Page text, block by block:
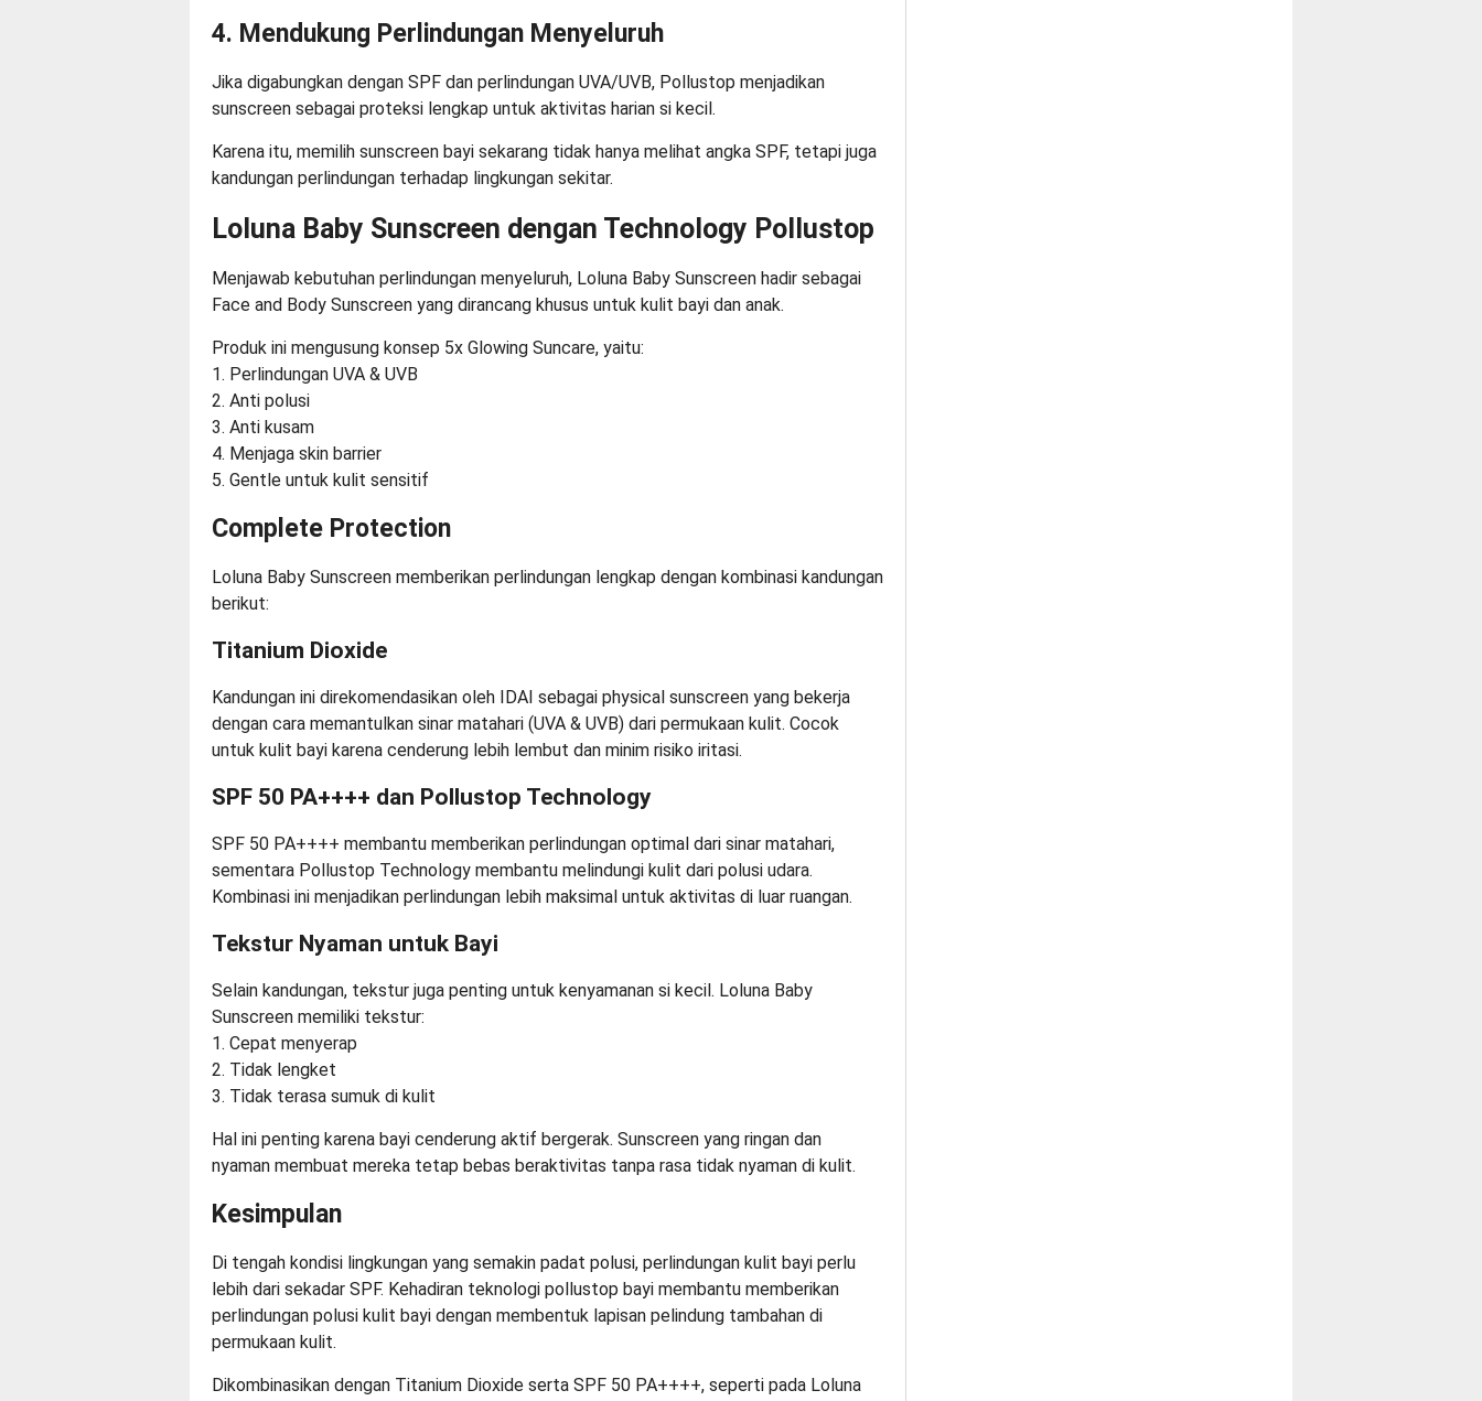
4. Mendukung Perlindungan Menyeluruh
Jika digabungkan dengan SPF dan perlindungan UVA/UVB, Pollustop menjadikan
sunscreen sebagai proteksi lengkap untuk aktivitas harian si kecil.
Karena itu, memilih sunscreen bayi sekarang tidak hanya melihat angka SPF, tetapi juga
kandungan perlindungan terhadap lingkungan sekitar.
Loluna Baby Sunscreen dengan Technology Pollustop
Menjawab kebutuhan perlindungan menyeluruh, Loluna Baby Sunscreen hadir sebagai
Face and Body Sunscreen yang dirancang khusus untuk kulit bayi dan anak.
Produk ini mengusung konsep 5x Glowing Suncare, yaitu:
1. Perlindungan UVA & UVB
2. Anti polusi
3. Anti kusam
4. Menjaga skin barrier
5. Gentle untuk kulit sensitif
Complete Protection
Loluna Baby Sunscreen memberikan perlindungan lengkap dengan kombinasi kandungan
berikut:
Titanium Dioxide
Kandungan ini direkomendasikan oleh IDAI sebagai physical sunscreen yang bekerja
dengan cara memantulkan sinar matahari (UVA & UVB) dari permukaan kulit. Cocok
untuk kulit bayi karena cenderung lebih lembut dan minim risiko iritasi.
SPF 50 PA++++ dan Pollustop Technology
SPF 50 PA++++ membantu memberikan perlindungan optimal dari sinar matahari,
sementara Pollustop Technology membantu melindungi kulit dari polusi udara.
Kombinasi ini menjadikan perlindungan lebih maksimal untuk aktivitas di luar ruangan.
Tekstur Nyaman untuk Bayi
Selain kandungan, tekstur juga penting untuk kenyamanan si kecil. Loluna Baby
Sunscreen memiliki tekstur:
1. Cepat menyerap
2. Tidak lengket
3. Tidak terasa sumuk di kulit
Hal ini penting karena bayi cenderung aktif bergerak. Sunscreen yang ringan dan
nyaman membuat mereka tetap bebas beraktivitas tanpa rasa tidak nyaman di kulit.
Kesimpulan
Di tengah kondisi lingkungan yang semakin padat polusi, perlindungan kulit bayi perlu
lebih dari sekadar SPF. Kehadiran teknologi pollustop bayi membantu memberikan
perlindungan polusi kulit bayi dengan membentuk lapisan pelindung tambahan di
permukaan kulit.
Dikombinasikan dengan Titanium Dioxide serta SPF 50 PA++++, seperti pada Loluna